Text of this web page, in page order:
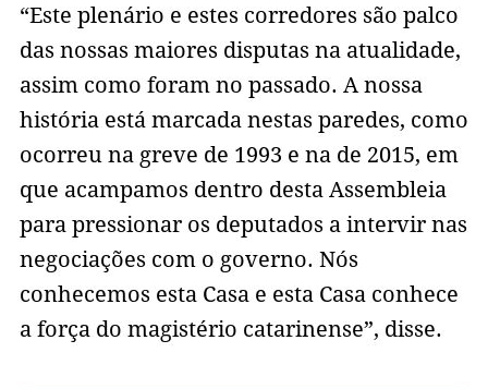
“Este plenário e estes corredores são palco
das nossas maiores disputas na atualidade,
assim como foram no passado. A nossa
história está marcada nestas paredes, como
ocorreu na greve de 1993 e na de 2015, em
que acampamos dentro desta Assembleia
para pressionar os deputados a intervir nas
negociações com o governo. Nós
conhecemos esta Casa e esta Casa conhece
a força do magistério catarinense”, disse.